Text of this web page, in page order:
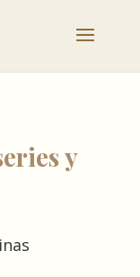
y